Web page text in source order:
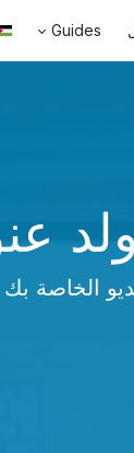
Guides
الخاصة